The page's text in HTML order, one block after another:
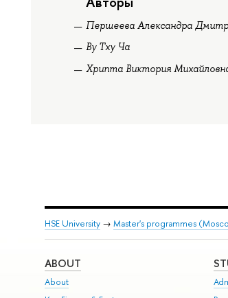
Першеева Александра
Ву Тху Ча
Хрипта Виктория
HSE University→ Master's programmes
ABOUT
About